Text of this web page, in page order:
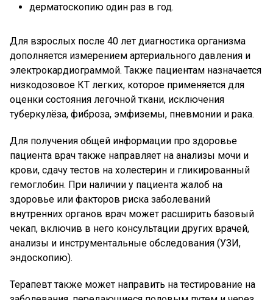
дерматоскопию один раз в год.
Для взрослых после 40 лет диагностика организма
дополняется измерением артериального давления и
электрокардиограммой. Также пациентам назначается
низкодозовое КТ легких, которое применяется для
оценки состояния легочной ткани, исключения
туберкулёза, фиброза, эмфиземы, пневмонии и рака.
Для получения общей информации про здоровье
пациента врач также направляет на анализы мочи и
крови, сдачу тестов на холестерин и гликированный
гемоглобин. При наличии у пациента жалоб на
здоровье или факторов риска заболеваний
внутренних органов врач может расширить базовый
чекап, включив в него консультации других врачей,
анализы и инструментальные обследования (УЗИ,
эндоскопию).
Терапевт также может направить на тестирование на